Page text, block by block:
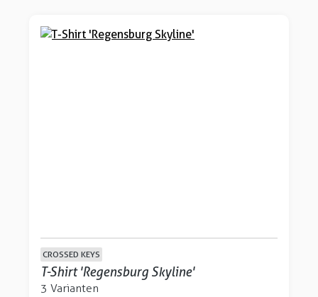
CROSSED KEYS
T-Shirt 'Regensburg Skyline'
3 Varianten